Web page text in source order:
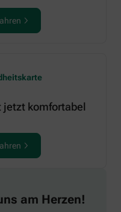
jetzt komfortabel
am Herzen!